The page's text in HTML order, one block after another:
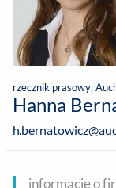
rzecznik prasowy,
Hanna
informacje o